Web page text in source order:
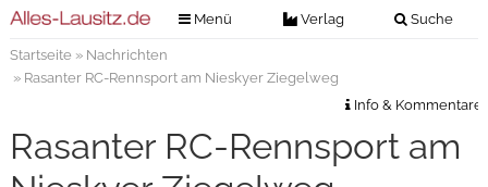
Menü Verlag Suche
Verlag
Kontakt
Impressum
Veranstaltungstickets
Startseite» Nachrichten
» Rasanter RC-Rennsport am Nieskyer Ziegelweg
Info & Kommentare
Rasanter RC-Rennsport am